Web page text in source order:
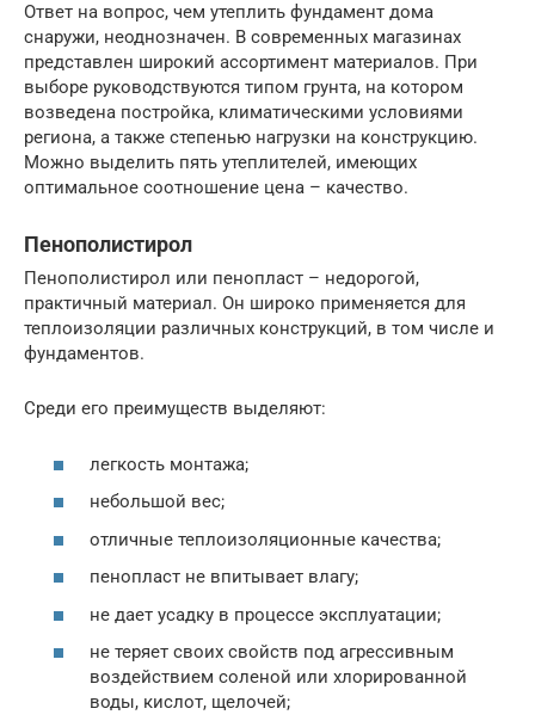
Ответ на вопрос, чем утеплить фундамент дома
снаружи, неоднозначен. В современных магазинах
представлен широкий ассортимент материалов. При
выборе руководствуются типом грунта, на котором
возведена постройка, климатическими условиями
региона, а также степенью нагрузки на конструкцию.
Можно выделить пять утеплителей, имеющих
оптимальное соотношение цена – качество.
Пенополистирол
Пенополистирол или пенопласт – недорогой,
практичный материал. Он широко применяется для
теплоизоляции различных конструкций, в том числе и
фундаментов.
Среди его преимуществ выделяют:
легкость монтажа;
небольшой вес;
отличные теплоизоляционные качества;
пенопласт не впитывает влагу;
не дает усадку в процессе эксплуатации;
не теряет своих свойств под агрессивным
воздействием соленой или хлорированной
воды, кислот, щелочей;